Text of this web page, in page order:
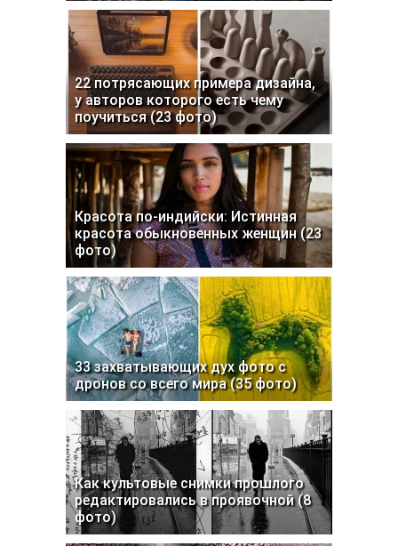
22 потрясающих примера дизайна,
у авторов которого есть чему
поучиться (23 фото)
Красота по-индийски: Истинная
красота обыкновенных женщин (23
фото)
33 захватывающих дух фото с
дронов со всего мира (35 фото)
Как культовые снимки прошлого
редактировались в проявочной (8
фото)